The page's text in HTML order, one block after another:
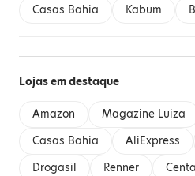
Casas Bahia
Kabum
Lojas em destaque
Amazon Magazine Luiza
Casas Bahia
AliExpress
Drogasil
Renner